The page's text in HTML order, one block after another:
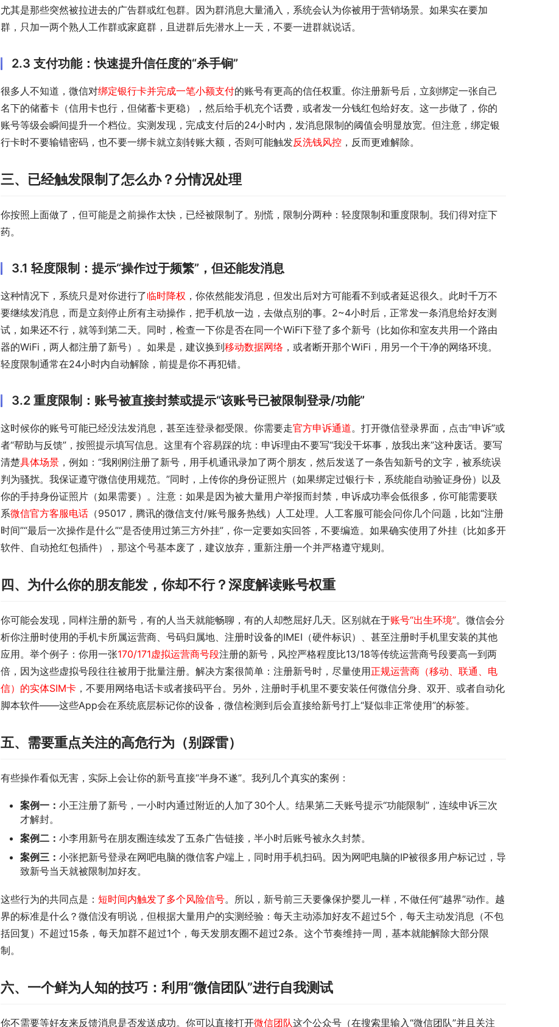
尤其是那些突然被拉进去的广告群或红包群。因为群消息大量涌入，系统会认为你被用于营销场景。如果实在要加
群，只加一两个熟人工作群或家庭群，且进群后先潜水上一天，不要一进群就说话。
2.3 支付功能：快速提升信任度的“杀手锏”
很多人不知道，微信对绑定银行卡并完成一笔小额支付的账号有更高的信任权重。你注册新号后，立刻绑定一张自己
名下的储蓄卡（信用卡也行，但储蓄卡更稳），然后给手机充个话费，或者发一分钱红包给好友。这一步做了，你的
账号等级会瞬间提升一个档位。实测发现，完成支付后的24小时内，发消息限制的阈值会明显放宽。但注意，绑定银
行卡时不要输错密码，也不要一绑卡就立刻转账大额，否则可能触发反洗钱风控 ，反而更难解除。
三、已经触发限制了怎么办？分情况处理
你按照上面做了，但可能是之前操作太快，已经被限制了。别慌，限制分两种：轻度限制和重度限制。我们得对症下
药。
3.1 轻度限制：提示“操作过于频繁”，但还能发消息
这种情况下，系统只是对你进行了临时降权 ，你依然能发消息，但发出后对方可能看不到或者延迟很久。此时千万不
要继续发消息，而是立刻停止所有主动操作，把手机放一边，去做点别的事。2~4小时后，正常发一条消息给好友测
试，如果还不行，就等到第二天。同时，检查一下你是否在同一个WiFi下登了多个新号（比如你和室友共用一个路由
器的WiFi，两人都注册了新号）。如果是，建议换到移动数据网络 ，或者断开那个WiFi，用另一个干净的网络环境。
轻度限制通常在24小时内自动解除，前提是你不再犯错。
3.2 重度限制：账号被直接封禁或提示“该账号已被限制登录/功能”
这时候你的账号可能已经没法发消息，甚至连登录都受限。你需要走官方申诉通道。打开微信登录界面，点击“申诉”或
者“帮助与反馈”，按照提示填写信息。这里有个容易踩的坑：申诉理由不要写“我没干坏事，放我出来”这种废话。要写
清楚具体场景 ，例如：“我刚刚注册了新号，用手机通讯录加了两个朋友，然后发送了一条告知新号的文字，被系统误
判为骚扰。我保证遵守微信使用规范。”同时，上传你的身份证照片（如果绑定过银行卡，系统能自动验证身份）以及
你的手持身份证照片（如果需要）。注意：如果是因为被大量用户举报而封禁，申诉成功率会低很多，你可能需要联
系微信官方客服电话 （95017，腾讯的微信支付/账号服务热线）人工处理。人工客服可能会问你几个问题，比如“注册
时间”“最后一次操作是什么”“是否使用过第三方外挂”，你一定要如实回答，不要编造。如果确实使用了外挂（比如多开
软件、自动抢红包插件），那这个号基本废了，建议放弃，重新注册一个并严格遵守规则。
四、为什么你的朋友能发，你却不行？深度解读账号权重
你可能会发现，同样注册的新号，有的人当天就能畅聊，有的人却憋屈好几天。区别就在于账号“出生环境”。微信会分
析你注册时使用的手机卡所属运营商、号码归属地、注册时设备的IMEI（硬件标识）、甚至注册时手机里安装的其他
应用。举个例子：你用一张170/171虚拟运营商号段注册的新号，风控严格程度比13/18等传统运营商号段要高一到两
倍，因为这些虚拟号段往往被用于批量注册。解决方案很简单：注册新号时，尽量使用正规运营商（移动、联通、电
信）的实体SIM卡 ，不要用网络电话卡或者接码平台。另外，注册时手机里不要安装任何微信分身、双开、或者自动化
脚本软件——这些App会在系统底层标记你的设备，微信检测到后会直接给新号打上“疑似非正常使用”的标签。
五、需要重点关注的高危行为（别踩雷）
有些操作看似无害，实际上会让你的新号直接“半身不遂”。我列几个真实的案例：
案例一： 小王注册了新号，一小时内通过附近的人加了30个人。结果第二天账号提示“功能限制”，连续申诉三次
才解封。
案例二： 小李用新号在朋友圈连续发了五条广告链接，半小时后账号被永久封禁。
案例三： 小张把新号登录在网吧电脑的微信客户端上，同时用手机扫码。因为网吧电脑的IP被很多用户标记过，导
致新号当天就被限制加好友。
这些行为的共同点是： 短时间内触发了多个风险信号。所以，新号前三天要像保护婴儿一样，不做任何“越界”动作。越
界的标准是什么？微信没有明说，但根据大量用户的实测经验：每天主动添加好友不超过5个，每天主动发消息（不包
括回复）不超过15条，每天加群不超过1个，每天发朋友圈不超过2条。这个节奏维持一周，基本就能解除大部分限
制。
六、一个鲜为人知的技巧：利用“微信团队”进行自我测试
你不需要等好友来反馈消息是否发送成功。你可以直接打开微信团队这个公众号（在搜索里输入“微信团队”并且关注